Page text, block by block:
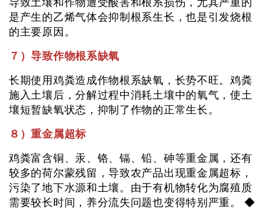
是产生的乙烯气体会抑制根系生长，也是引发烧根
的主要原因。
７）导致作物根系缺氧
长期使用鸡粪造成作物根系缺氧，长势不旺。鸡粪
施入土壤后，分解过程中消耗土壤中的氧气，使土
壤短暂缺氧状态，抑制了作物的正常生长。
８）重金属超标
鸡粪富含铜、汞、铬、镉、铅、砷等重金属，还有
较多的荷尔蒙残留，导致农产品出现重金属超标，
污染了地下水源和土壤。由于有机物转化为腐殖质
需要较长时间，养分流失问题也变得特别严重。 ◆